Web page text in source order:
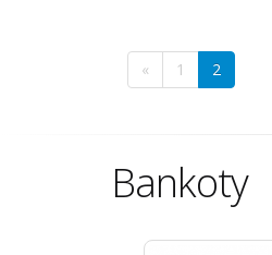
« 1 2
Bankoty